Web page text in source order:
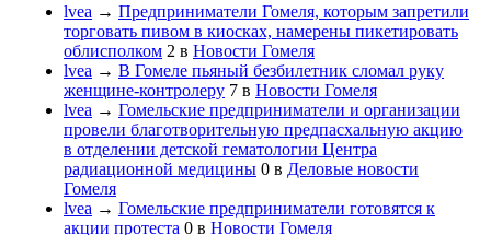
lvea → Предприниматели Гомеля, которым запретили
торговать пивом в киосках, намерены пикетировать
облисполком 2 в Новости Гомеля
lvea → В Гомеле пьяный безбилетник сломал руку
женщине-контролеру 7 в Новости Гомеля
lvea → Гомельские предприниматели и организации
провели благотворительную предпасхальную акцию
в отделении детской гематологии Центра
радиационной медицины 0 в Деловые новости
Гомеля
lvea → Гомельские предприниматели готовятся к
акции протеста 0 в Новости Гомеля